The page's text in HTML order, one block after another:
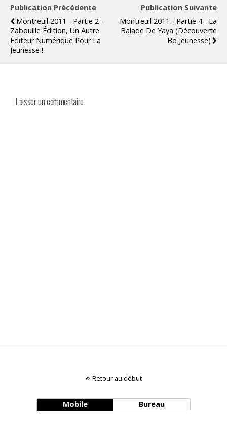
Publication Précédente
Montreuil 2011 - Partie 2 -
Zabouille Édition, Un Autre
Éditeur Numérique Pour La
Jeunesse !
Publication Suivante
Montreuil 2011 - Partie 4 - La
Balade De Yaya (découverte
Bd Jeunesse)
Laisser un commentaire
Retour au début
Mobile Bureau